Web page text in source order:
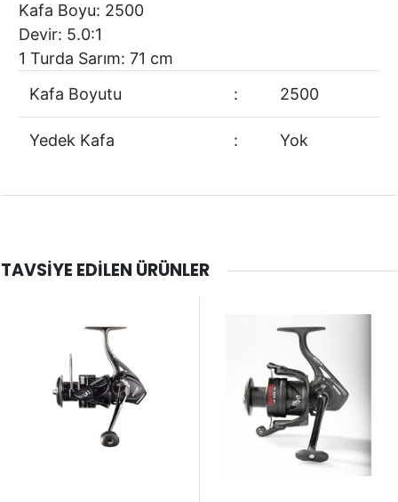
Kafa Boyu: 2500
Devir: 5.0:1
1 Turda Sarım: 71 cm
Kafa Boyutu
: 2500
Yedek Kafa : Yok
TAVSIYE EDILEN ÜRÜNLER